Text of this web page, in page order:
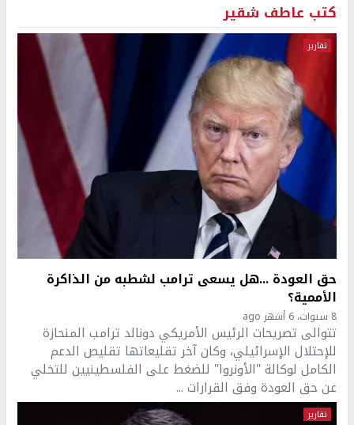
كتب عاطف شقير
تقارير
حق العودة ...هل يسعى ترامب لشطبه من الذاكرة
الأممية؟
8 سنوات، 6 أشهر ago
تتوالى تصريحات الرئيس الأمريكي دونالد ترامب المنحازة
للإحتلال الإسرائيلي، وكان آخر تقليعاتها تقليص الدعم
الكامل لوكالة "الأونروا" للضغط على الفلسطينيين للتخلي
عن حق العودة وفق القرارات ...
تقارير